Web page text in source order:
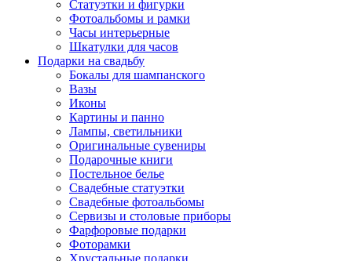
Статуэтки и фигурки
Фотоальбомы и рамки
Часы интерьерные
Шкатулки для часов
Подарки на свадьбу
Бокалы для шампанского
Вазы
Иконы
Картины и панно
Лампы, светильники
Оригинальные сувениры
Подарочные книги
Постельное белье
Свадебные статуэтки
Свадебные фотоальбомы
Сервизы и столовые приборы
Фарфоровые подарки
Фоторамки
Хрустальные подарки